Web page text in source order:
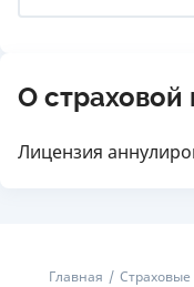
О страховой
Лицензия
Главная